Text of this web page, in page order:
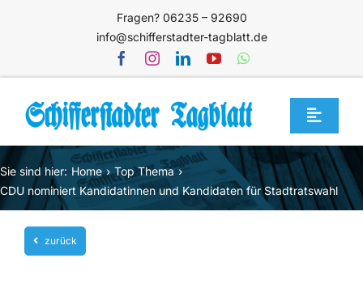
Fragen? 06235 – 92690
info@schifferstadter-tagblatt.de
Toggle
Home
Themen
Blog
Unternehmen
Sie sind hier: Home
Top Thema
CDU nominiert Kandidatinnen und Kandidaten für Stadtratswahl
zurück